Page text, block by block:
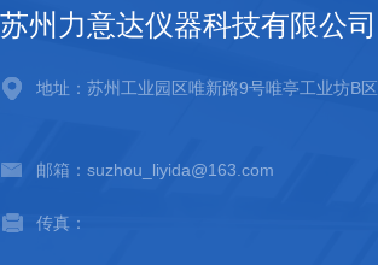
苏州力意达仪器科技有限公司
地址：苏州工业园区唯新路9号唯亭工业坊B区
邮箱：suzhou_liyida@163.com
传真：